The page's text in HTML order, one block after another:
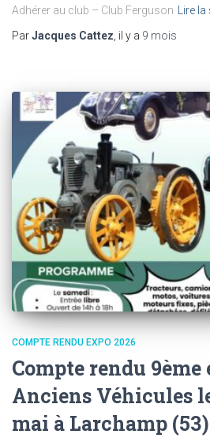
Adhérer au club – Club Ferguson Lire la
ParJacques Cattez , il y a 9 mois
COMPTE RENDU EXPO 2026
Compte rendu
Anciens Véhicules
mai à Larchamp (53)